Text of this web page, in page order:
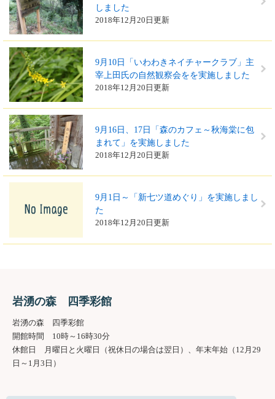
しました
2018年12月20日更新
9月10日「いわわきネイチャークラブ」主
宰上田氏の自然観察会をを実施しました
2018年12月20日更新
9月16日、17日「森のカフェ～秋海棠に包
まれて」を実施しました
2018年12月20日更新
9月1日～「新七ツ道めぐり」を実施しまし
た
2018年12月20日更新
岩湧の森 四季彩館
岩湧の森 四季彩館
開館時間 10時～16時30分
休館日 月曜日と火曜日（祝休日の場合は翌日）、年末年始（12月29
日～1月3日）